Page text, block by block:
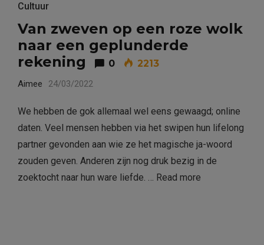
Cultuur
Van zweven op een roze wolk
naar een geplunderde
rekening
0 2213
Aimee 24/03/2022
We hebben de gok allemaal wel eens gewaagd; online
daten. Veel mensen hebben via het swipen hun lifelong
partner gevonden aan wie ze het magische ja-woord
zouden geven. Anderen zijn nog druk bezig in de
zoektocht naar hun ware liefde. … Read more